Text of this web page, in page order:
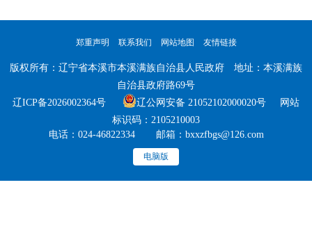
郑重声明 联系我们 网站地图 友情链接
版权所有：辽宁省本溪市本溪满族自治县人民政府 地址：本溪满族
自治县政府路69号
辽ICP备2026002364号
辽公网安备 21052102000020号 网站
标识码：2105210003
电话：024-46822334 邮箱：bxxzfbgs@126.com
电脑版